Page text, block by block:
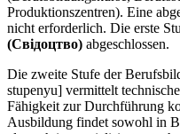
Produktionszentren). Eine
nicht erforderlich. Die erste
(Свiдоцтво) abgeschlossen.
Die zweite Stufe der
stupenyu] vermittelt
Fähigkeit zur Durchführung
Ausbildung findet sowohl in